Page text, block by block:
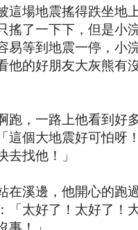
這場地震搖得跌坐地
搖了一下下，但是小
易等到地震一停，小
他的好朋友大灰熊有
跑，一路上他看到好
這個大地震好可怕呀
找他！」
在溪邊，他開心的跑
「太好了！太好了！
！」